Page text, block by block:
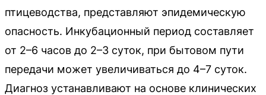
птицеводства, представляют эпидемическую
опасность. Инкубационный период составляет
от 2–6 часов до 2–3 суток, при бытовом пути
передачи может увеличиваться до 4–7 суток.
Диагноз устанавливают на основе клинических